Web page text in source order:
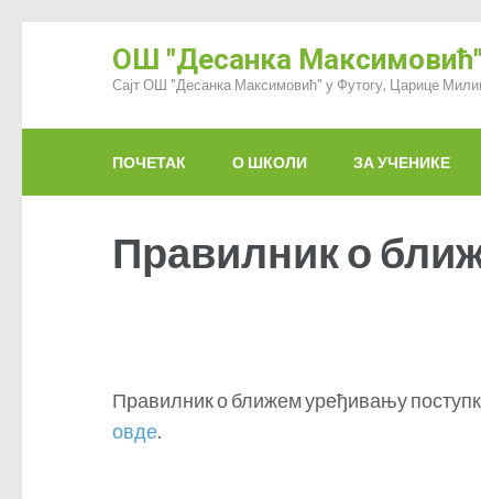
ОШ "Десанка Максимовић"
Сајт ОШ "Десанка Максимовић" у Футогу, Царице
ПОЧЕТАК О ШКОЛИ ЗА УЧЕНИКЕ
Правилник о
Правилник о ближем уређивању
овде.